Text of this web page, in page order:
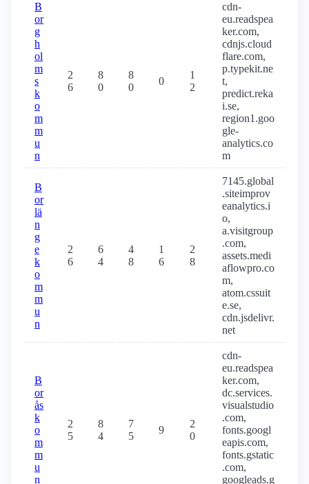
B
or
g
h
ol
m
s
k
o
m
m
u
n
2
6
8
0
8
0
0
1
2
cdn-
eu.readspea
ker.com,
cdnjs.cloud
flare.com,
p.typekit.ne
t,
predict.reka
i.se,
region1.goo
gle-
analytics.co
m
B
or
lä
n
g
e
k
o
m
m
u
n
2
6
6
4
4
8
1
6
2
8
7145.global
.siteimprov
eanalytics.i
o,
a.visitgroup
.com,
assets.medi
aflowpro.co
m,
atom.cssuit
e.se,
cdn.jsdelivr.
net
B
or
ås
k
o
m
m
u
n
2
5
8
4
7
5
9
2
0
cdn-
eu.readspea
ker.com,
dc.services.
visualstudio
.com,
fonts.googl
eapis.com,
fonts.gstatic
.com,
googleads.g